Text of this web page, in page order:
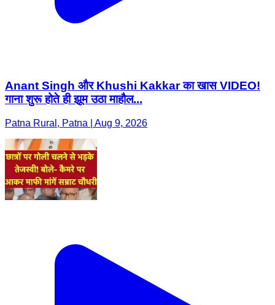
Anant Singh और Khushi Kakkar का खास VIDEO!
गाना शुरू होते ही झूम उठा माहौल...
Patna Rural, Patna | Aug 9, 2026